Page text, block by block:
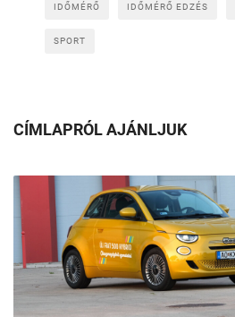
IDŐMÉRŐ IDŐMÉRŐ EDZÉS
SPORT
CÍMLAPRÓL AJÁNLJUK